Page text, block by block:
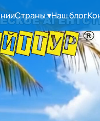
Страны▾Наш блог